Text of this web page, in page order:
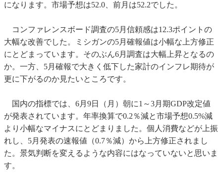
になります。市場予想は52.0、前月は52.2でした。
コンファレンスボード調査の5月信頼感は12.3ポイントの
大幅な改善でした。ミシガンの5月確報値は小幅な上方修正
にとどまっています。そのぶん6月調査は大幅上昇となるの
か。一方、5月確報で大きく低下した家計のインフレ期待が
更に下がるのか見たいところです。
国内の指標では、6月9日（月）朝に1～3月期GDP改定値
が発表されています。年率換算で0.2％減と市場予想0.5%減
より小幅なマイナスにとどまりました。個人消費などが上振
れし、5月発表の速報値（0.7％減）から上方修正されまし
た。景気判断を変えるような内容にはなっていないと思いま
す。